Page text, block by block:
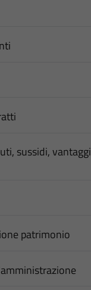
sussidi, vantaggi
patrimonio